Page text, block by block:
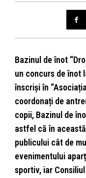
Bazinul de înot
un concurs de înot
înscriși în
coordonați de
copii, Bazinul de
astfel că în
publicului cât de
evenimentului
sportiv, iar